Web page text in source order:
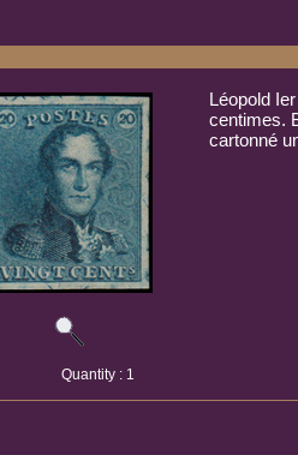
Léopold
centimes.
cartonné
Quantity : 1